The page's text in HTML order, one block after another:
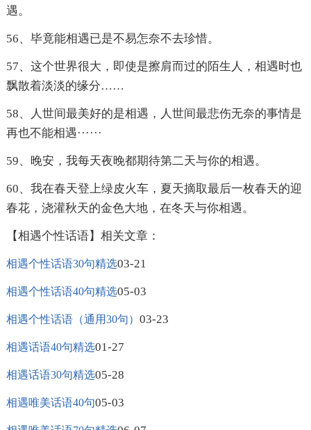
遇。
56、毕竟能相遇已是不易怎奈不去珍惜。
57、这个世界很大，即使是擦肩而过的陌生人，相遇时也
飘散着淡淡的缘分……
58、人世间最美好的是相遇，人世间最悲伤无奈的事情是
再也不能相遇······
59、晚安，我每天夜晚都期待第二天与你的相遇。
60、我在春天登上绿皮火车，夏天摘取最后一枚春天的迎
春花，浇灌秋天的金色大地，在冬天与你相遇。
【相遇个性话语】相关文章：
相遇个性话语30句精选03-21
相遇个性话语40句精选05-03
相遇个性话语（通用30句） 03-23
相遇话语40句精选01-27
相遇话语30句精选05-28
相遇唯美话语40句05-03